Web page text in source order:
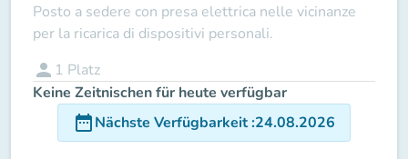
Posto a sedere con presa elettrica nelle vicinanze
per la ricarica di dispositivi personali.
person 1 Platz
Keine Zeitnischen für heute verfügbar
date_rangeNächste Verfügbarkeit:24.08.2026